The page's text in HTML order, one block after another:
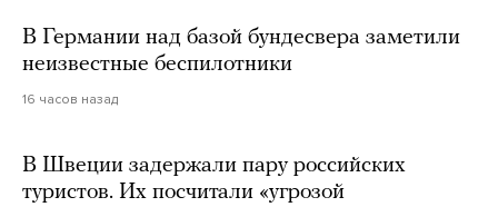
В Германии над базой бундесвера заметили
неизвестные беспилотники
16 часов назад
В Швеции задержали пару российских
туристов. Их посчитали «угрозой